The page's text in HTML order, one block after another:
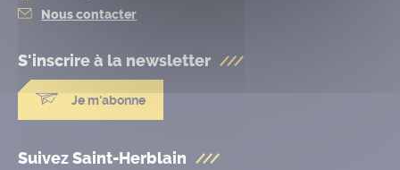
Nous contacter
S'inscrire à la newsletter
Je m'abonne
Suivez Saint-Herblain